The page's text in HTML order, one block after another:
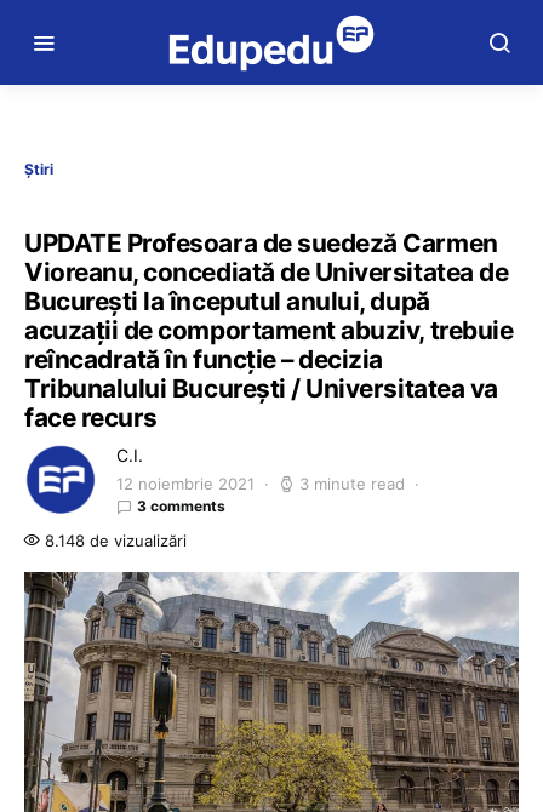
Știri
UPDATE Profesoara de suedeză Carmen
Vioreanu, concediată de Universitatea de
București la începutul anului, după
acuzații de comportament abuziv, trebuie
reîncadrată în funcție – decizia
Tribunalului București / Universitatea va
face recurs
C.I.
12 noiembrie 2021 3 minute read
3 comments
8.148 de vizualizări